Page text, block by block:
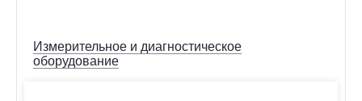
Измерительное и диагностическое
оборудование